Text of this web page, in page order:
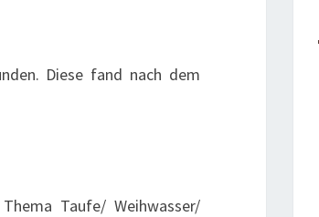
Diese fand nach dem
Taufe/ Weihwasser/